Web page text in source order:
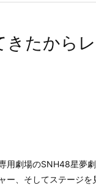
たから
用劇場のSNH48星夢
ー、そしてステージを